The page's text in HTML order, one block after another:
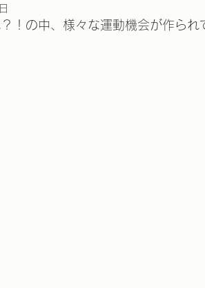
！の中、様々な運動機会が作られ